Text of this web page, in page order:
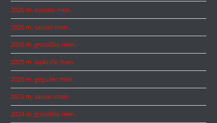
2026 m. vasario mėn.
2026 m. sausio mėn.
2025 m. gruodžio mėn.
2025 m. lapkričio mėn.
2025 m. gegužės mėn.
2025 m. sausio mėn.
2024 m. gruodžio mėn.